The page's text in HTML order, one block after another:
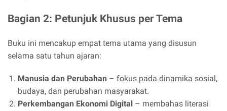
Bagian 2: Petunjuk Khusus per Tema
Buku ini mencakup empat tema utama yang disusun
selama satu tahun ajaran:
Manusia dan Perubahan – fokus pada dinamika sosial,
budaya, dan perubahan masyarakat.
Perkembangan Ekonomi Digital – membahas literasi